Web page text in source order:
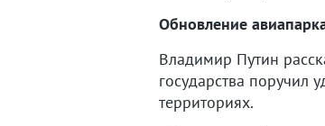
Обновление
Владимир Путин
государства поручил
территориях.